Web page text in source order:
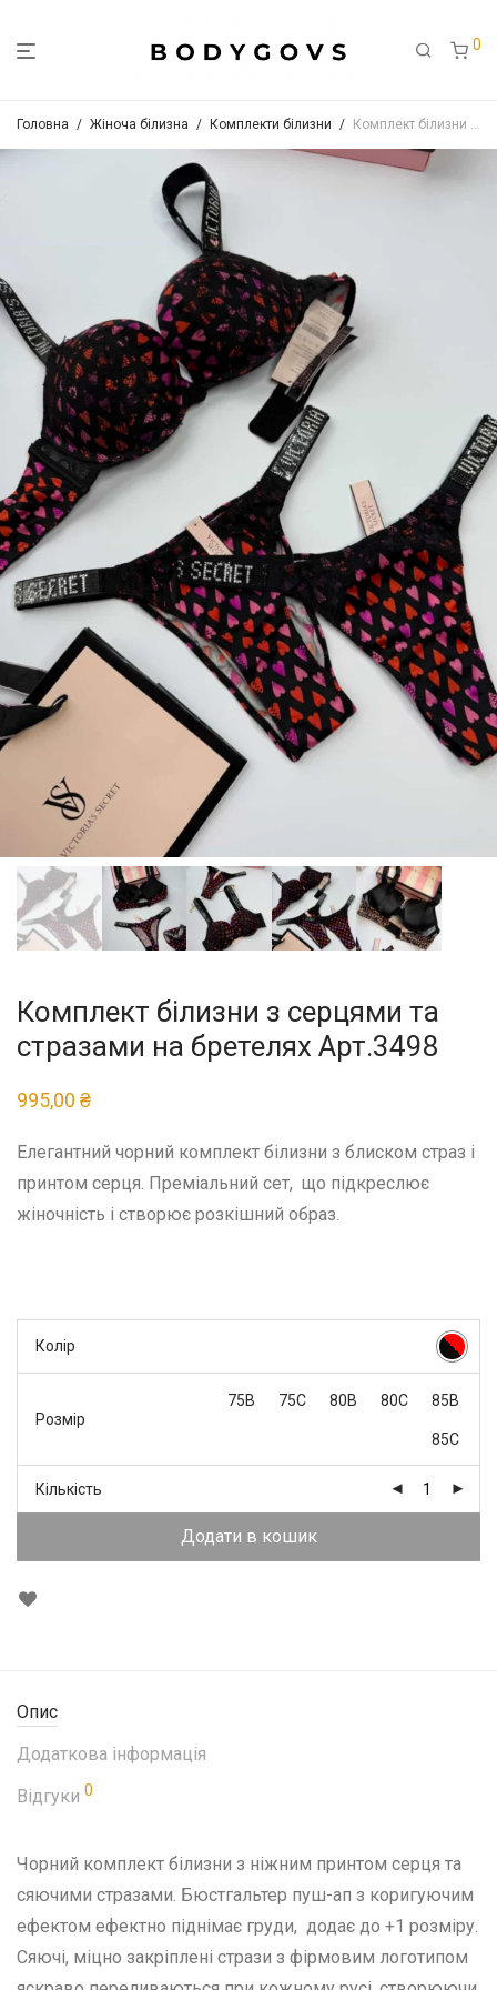
0
Головна / Жіноча білизна / Комплекти білизни / Комплект білизни з серцями та стразами на бретелях Арт.3498
Комплект білизни з серцями та
стразами на бретелях Арт.3498
995,00 ₴
Елегантний чорний комплект білизни з блиском страз і
принтом серця. Преміальний сет, що підкреслює
жіночність і створює розкішний образ.
Колір
Розмір
75В 75С 80В 80С 85В
85С
Кількість
Додати в кошик
Опис
Додаткова інформація
Відгуки 0
Чорний комплект білизни з ніжним принтом серця та
сяючими стразами. Бюстгальтер пуш-ап з коригуючим
ефектом ефектно піднімає груди, додає до +1 розміру.
Сяючі, міцно закріплені стрази з фірмовим логотипом